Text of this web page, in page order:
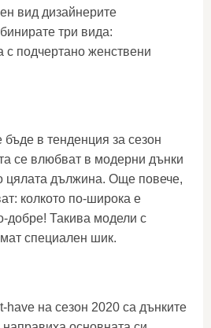
вид дизайнерите
три вида:
с подчертано женствени
в тенденция за сезон
се влюбват в модерни дънки
цялата дължина. Още повече,
колкото по-широка е
добре! Такива модели с
специален шик.
have на сезон 2020 са дънките